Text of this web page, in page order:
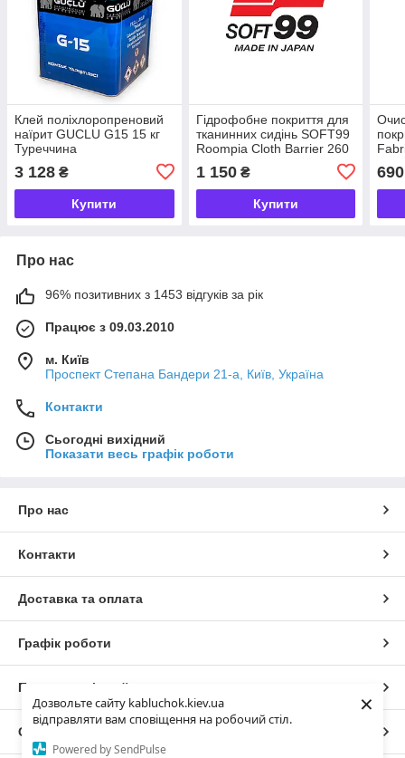
Дозвольте сайту kabluchok.kiev.ua
відправляти вам сповіщення на робочий стіл.
Powered by SendPulse
×
Клей поліхлоропреновий
наїрит GUCLU G15 15 кг
Туреччина
3 128 ₴
Купити
Гідрофобне покриття для
тканинних сидінь SOFT99
Roompia Cloth Barrier 260
1 150₴
Купити
690
Про нас
96% позитивних з 1453 відгуків за рік
Працює з 09.03.2010
м. Київ
Проспект Степана Бандери 21-а, Київ, Україна
Контакти
Сьогодні вихідний
Показати весь графік роботи
Про нас
Контакти
Доставка та оплата
Графік роботи
Повна версія сайту
Сайт створено на маркетплейсі